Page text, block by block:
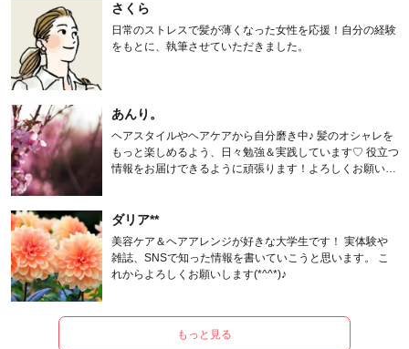
さくら
日常のストレスで髪が薄くなった女性を応援！自分の経験
をもとに、執筆させていただきました。
あんり。
ヘアスタイルやヘアケアから自分磨き中♪ 髪のオシャレを
もっと楽しめるよう、日々勉強＆実践しています♡ 役立つ
情報をお届けできるように頑張ります！よろしくお願いし
ダリア**
美容ケア＆ヘアアレンジが好きな大学生です！ 実体験や
雑誌、SNSで知った情報を書いていこうと思います。 こ
れからよろしくお願いします(*^^*)♪
もっと見る